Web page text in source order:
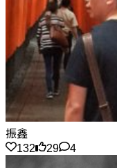
振鑫
132
29 4